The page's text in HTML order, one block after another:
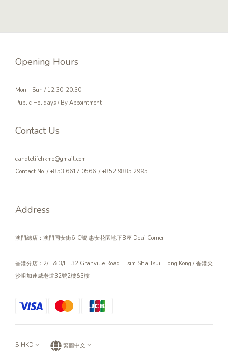
Opening Hours
Mon - Sun / 12:30-20:30
Public Holidays / By Appointment
Contact Us
candlelifehkmo@gmail.com
Contact No. / +853 6617 0566 / +852 9885 2995
Address
澳門總店：澳門同安街6-C號 惠安花園地下B座 Deai Corner
香港分店：2/F & 3/F , 32 Granville Road , Tsim Sha Tsui, Hong Kong / 香港尖
沙咀加連威老道32號2樓&3樓
$ HKD 繁體中文